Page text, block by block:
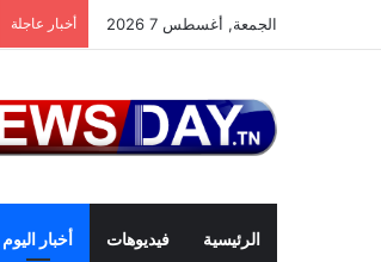
الجمعة, أغسطس 7 2026 أخبار عاجلة
الرئيسية فيديوهات أخبار اليوم